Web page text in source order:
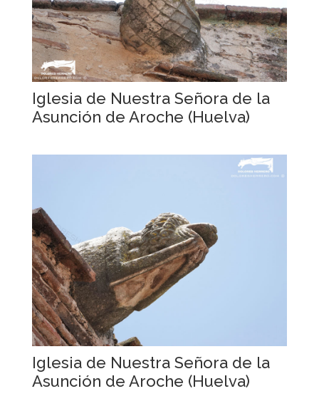
Iglesia de Nuestra Señora de la
Asunción de Aroche (Huelva)
Iglesia de Nuestra Señora de la
Asunción de Aroche (Huelva)